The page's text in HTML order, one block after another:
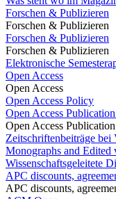
Forschen & Publizieren
Forschen & Publizieren
Forschen & Publizieren
Forschen & Publizieren
Elektronische
Open Access
Open Access
Open Access Policy
Open Access
Open Access
Zeitschriftenbeiträge bei
Monographs and Edited
Wissenschaftsgeleitete
APC discounts,
APC discounts,